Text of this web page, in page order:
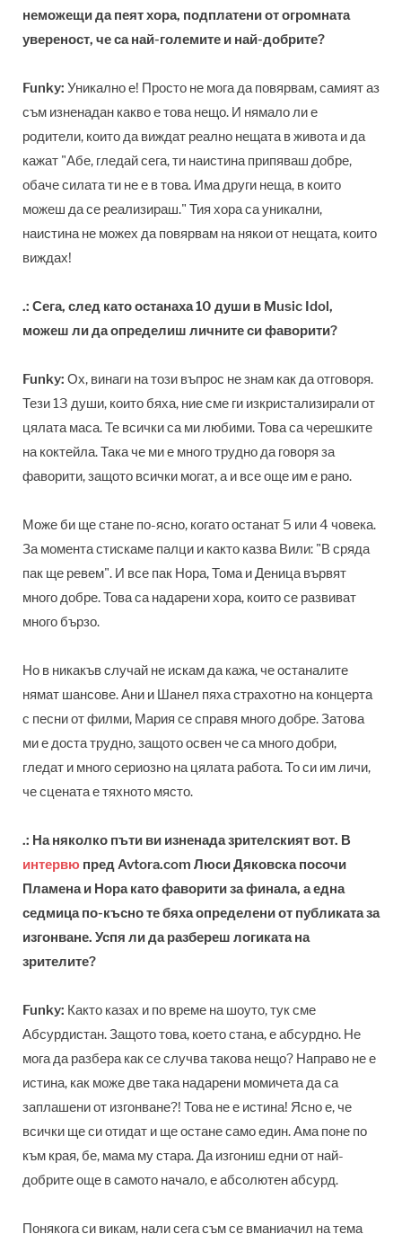
неможещи да пеят хора, подплатени от огромната
увереност, че са най-големите и най-добрите?
Funky: Уникално е! Просто не мога да повярвам, самият аз
съм изненадан какво е това нещо. И нямало ли е
родители, които да виждат реално нещата в живота и да
кажат "Абе, гледай сега, ти наистина припяваш добре,
обаче силата ти не е в това. Има други неща, в които
можеш да се реализираш." Тия хора са уникални,
наистина не можех да повярвам на някои от нещата, които
виждах!
.: Сега, след като останаха 10 души в Music Idol,
можеш ли да определиш личните си фаворити?
Funky: Ох, винаги на този въпрос не знам как да отговоря.
Тези 13 души, които бяха, ние сме ги изкристализирали от
цялата маса. Те всички са ми любими. Това са черешките
на коктейла. Така че ми е много трудно да говоря за
фаворити, защото всички могат, а и все още им е рано.
Може би ще стане по-ясно, когато останат 5 или 4 човека.
За момента стискаме палци и както казва Вили: "В сряда
пак ще ревем". И все пак Нора, Тома и Деница вървят
много добре. Това са надарени хора, които се развиват
много бързо.
Но в никакъв случай не искам да кажа, че останалите
нямат шансове. Ани и Шанел пяха страхотно на концерта
с песни от филми, Мария се справя много добре. Затова
ми е доста трудно, защото освен че са много добри,
гледат и много сериозно на цялата работа. То си им личи,
че сцената е тяхното място.
.: На няколко пъти ви изненада зрителският вот. В
интервю пред Avtora.com Люси Дяковска посочи
Пламена и Нора като фаворити за финала, а една
седмица по-късно те бяха определени от публиката за
изгонване. Успя ли да разбереш логиката на
зрителите?
Funky: Както казах и по време на шоуто, тук сме
Абсурдистан. Защото това, което стана, е абсурдно. Не
мога да разбера как се случва такова нещо? Направо не е
истина, как може две така надарени момичета да са
заплашени от изгонване?! Това не е истина! Ясно е, че
всички ще си отидат и ще остане само един. Ама поне по
към края, бе, мама му стара. Да изгониш едни от най-
добрите още в самото начало, е абсолютен абсурд.
Понякога си викам, нали сега съм се вманиачил на тема